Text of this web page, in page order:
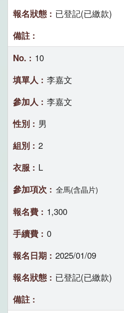
已登記(已繳款)
10
李嘉文
李嘉文
男
2
L
全馬(含晶片)
1,300
0
2025/01/09
已登記(已繳款)